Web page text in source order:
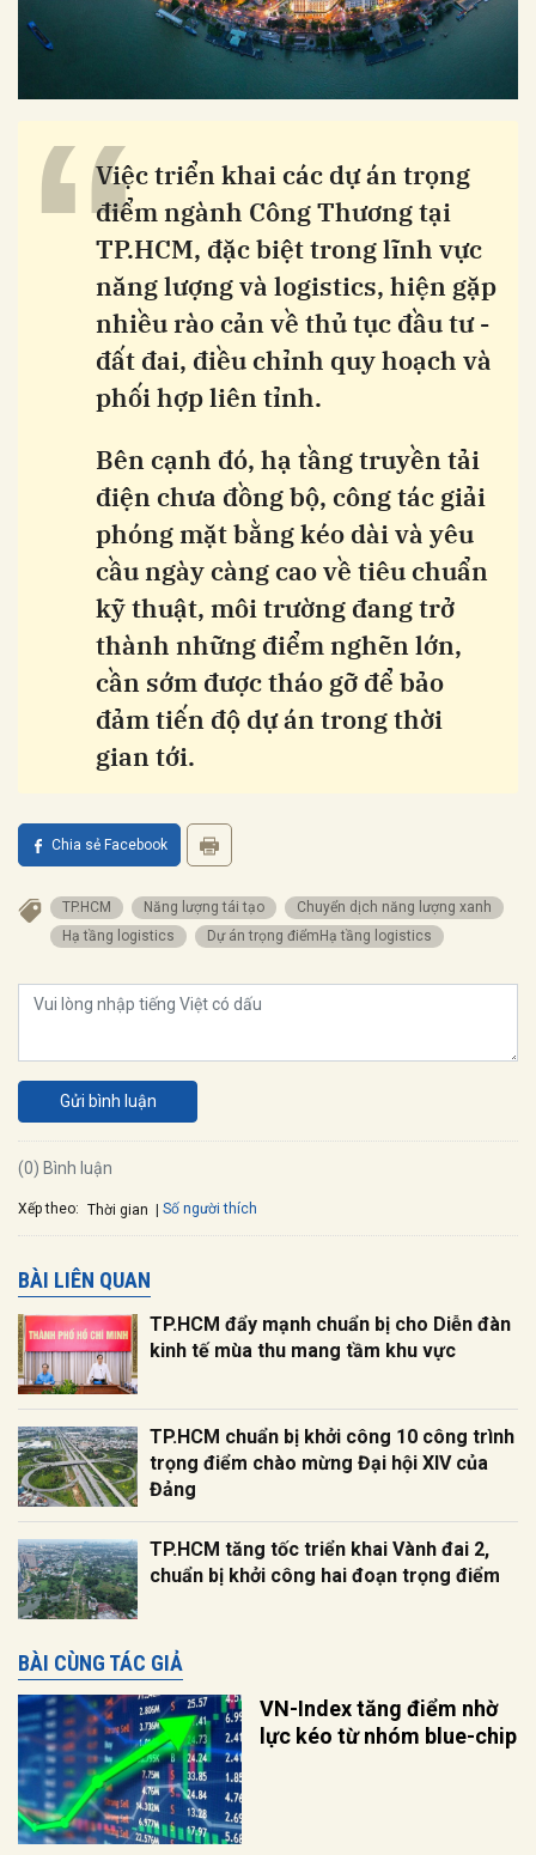
“Việc triển khai các dự án trọng
điểm ngành Công Thương tại
TP.HCM, đặc biệt trong lĩnh vực
năng lượng và logistics, hiện gặp
nhiều rào cản về thủ tục đầu tư -
đất đai, điều chỉnh quy hoạch và
phối hợp liên tỉnh.
Bên cạnh đó, hạ tầng truyền tải
điện chưa đồng bộ, công tác giải
phóng mặt bằng kéo dài và yêu
cầu ngày càng cao về tiêu chuẩn
kỹ thuật, môi trường đang trở
thành những điểm nghẽn lớn,
cần sớm được tháo gỡ để bảo
đảm tiến độ dự án trong thời
gian tới.
Chia sẻ Facebook
TP.HCM Năng lượng tái tạo
Chuyển dịch năng lượng xanh
Hạ tầng logistics
Dự án trọng điểmHạ tầng logistics
Gửi bình luận
(0) Bình luận
Xếp theo: Thời gian Số người thích
BÀI LIÊN QUAN
TP.HCM đẩy mạnh chuẩn bị cho Diễn đàn
kinh tế mùa thu mang tầm khu vực
TP.HCM chuẩn bị khởi công 10 công trình
trọng điểm chào mừng Đại hội XIV của
Đảng
TP.HCM tăng tốc triển khai Vành đai 2,
chuẩn bị khởi công hai đoạn trọng điểm
BÀI CÙNG TÁC GIẢ
VN-Index tăng điểm nhờ
lực kéo từ nhóm blue-chip